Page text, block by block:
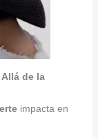
de la
impacta en